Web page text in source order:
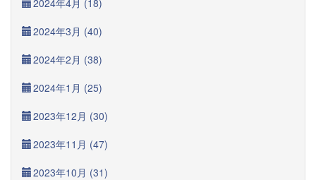
2024年4月 (18)
2024年3月 (40)
2024年2月 (38)
2024年1月 (25)
2023年12月 (30)
2023年11月 (47)
2023年10月 (31)